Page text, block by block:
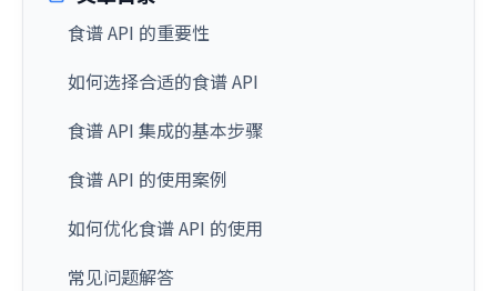
食谱 API 的重要性
如何选择合适的食谱 API
食谱 API 集成的基本步骤
食谱 API 的使用案例
如何优化食谱 API 的使用
常见问题解答